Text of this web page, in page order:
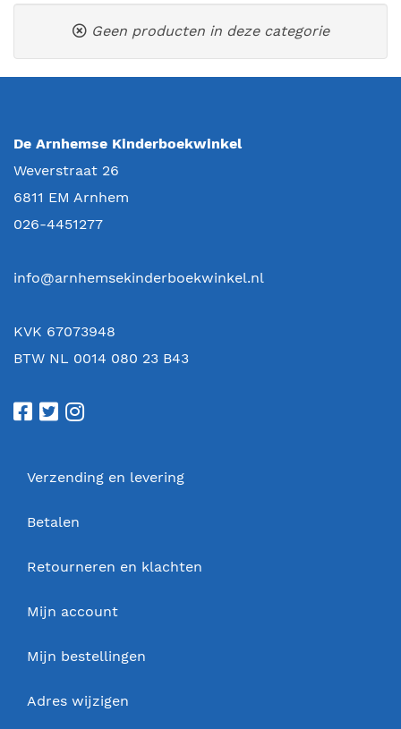
Geen producten in deze categorie
De Arnhemse Kinderboekwinkel
Weverstraat 26
6811 EM Arnhem
026-4451277
info@arnhemsekinderboekwinkel.nl
KVK 67073948
BTW NL 0014 080 23 B43
Verzending en levering
Betalen
Retourneren en klachten
Mijn account
Mijn bestellingen
Adres wijzigen